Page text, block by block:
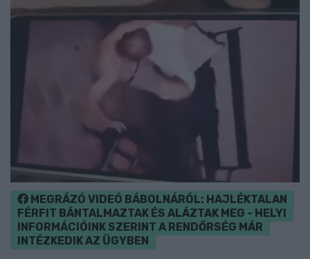
MEGRÁZÓ VIDEÓ BÁBOLNÁRÓL: HAJLÉKTALAN
FÉRFIT BÁNTALMAZTAK ÉS ALÁZTAK MEG - HELYI
INFORMÁCIÓINK SZERINT A RENDŐRSÉG MÁR
INTÉZKEDIK AZ ÜGYBEN